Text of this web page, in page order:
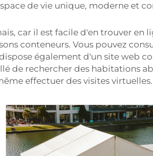
de vie unique, moderne et
car il est facile d'en trouver en
conteneurs. Vous pouvez
également d'un site web
de rechercher des habitations
effectuer des visites virtuelles.